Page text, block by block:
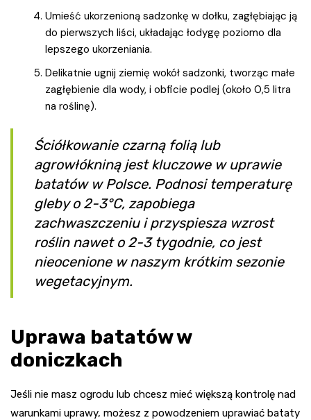
Umieść ukorzenioną sadzonkę w dołku, zagłębiając ją
do pierwszych liści, układając łodygę poziomo dla
lepszego ukorzeniania.
Delikatnie ugnij ziemię wokół sadzonki, tworząc małe
zagłębienie dla wody, i obficie podlej (około 0,5 litra
na roślinę).
Ściółkowanie czarną folią lub
agrowłókniną jest kluczowe w uprawie
batatów w Polsce. Podnosi temperaturę
gleby o 2-3°C, zapobiega
zachwaszczeniu i przyspiesza wzrost
roślin nawet o 2-3 tygodnie, co jest
nieocenione w naszym krótkim sezonie
wegetacyjnym.
Uprawa batatów w
doniczkach
Jeśli nie masz ogrodu lub chcesz mieć większą kontrolę nad
warunkami uprawy, możesz z powodzeniem uprawiać bataty